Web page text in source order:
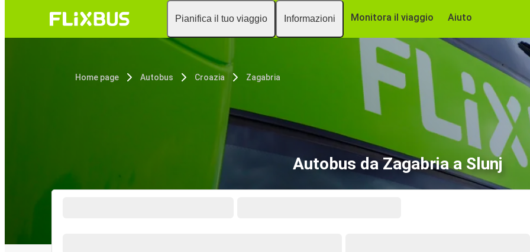
Pianifica il tuo viaggio Informazioni Monitora il viaggio Aiuto
Home page Autobus Croazia Zagabria
Autobus da Zagabria a Slunj